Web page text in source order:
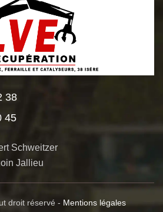
38
45
Schweitzer
Jallieu
droit réservé - Mentions légales